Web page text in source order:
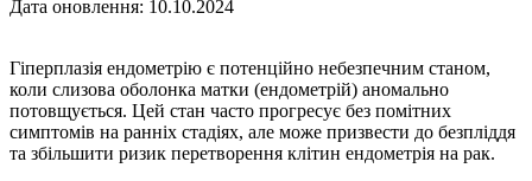
Дата оновлення: 10.10.2024
Гіперплазія ендометрію є потенційно небезпечним станом,
коли слизова оболонка матки (ендометрій) аномально
потовщується. Цей стан часто прогресує без помітних
симптомів на ранніх стадіях, але може призвести до безпліддя
та збільшити ризик перетворення клітин ендометрія на рак.